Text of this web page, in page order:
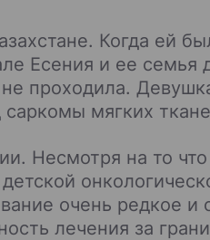
Когда ей
Есения и ее семья
проходила.
саркомы мягких
Несмотря на то
очень редкое
лечения за